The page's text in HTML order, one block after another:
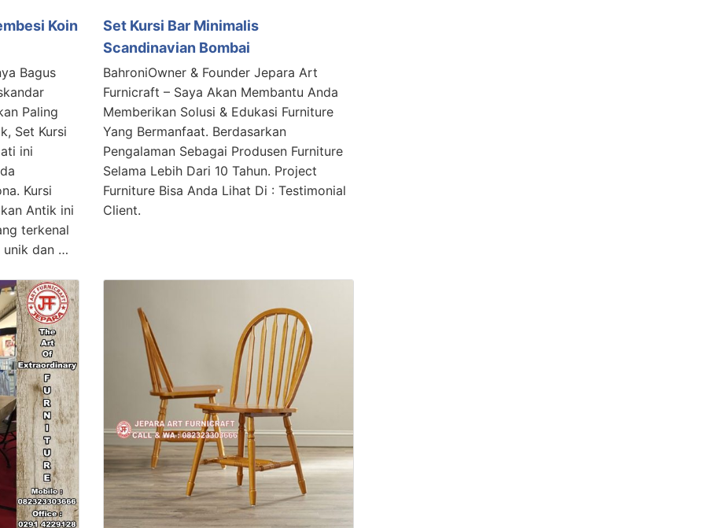
Koin
Bagus
Paling
Set Kursi
ini
Kursi
Antik ini
terkenal
unik dan …
Set Kursi Bar Minimalis
Scandinavian Bombai
BahroniOwner & Founder Jepara Art
Furnicraft – Saya Akan Membantu Anda
Memberikan Solusi & Edukasi Furniture
Yang Bermanfaat. Berdasarkan
Pengalaman Sebagai Produsen Furniture
Selama Lebih Dari 10 Tahun. Project
Furniture Bisa Anda Lihat Di : Testimonial
Client.